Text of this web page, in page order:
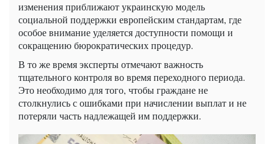
изменения приближают украинскую модель
социальной поддержки европейским стандартам, где
особое внимание уделяется доступности помощи и
сокращению бюрократических процедур.
В то же время эксперты отмечают важность
тщательного контроля во время переходного периода.
Это необходимо для того, чтобы граждане не
столкнулись с ошибками при начислении выплат и не
потеряли часть надлежащей им поддержки.